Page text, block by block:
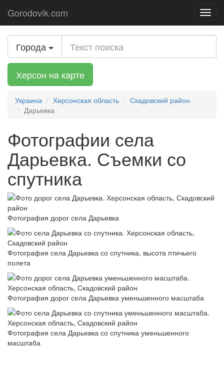
Gorodovik.com
Города
Херсон на карте
Украина Херсонская область
Скадовский район
Дарьевка
Фотографии села
Дарьевка. Съемки со
спутника
Фотография дорог села Дарьевка
Фотография села Дарьевка со спутника, высота птичьего
полета
Фотография дорог села Дарьевка уменьшенного масштаба
Фотография села Дарьевка со спутника уменьшенного
масштаба